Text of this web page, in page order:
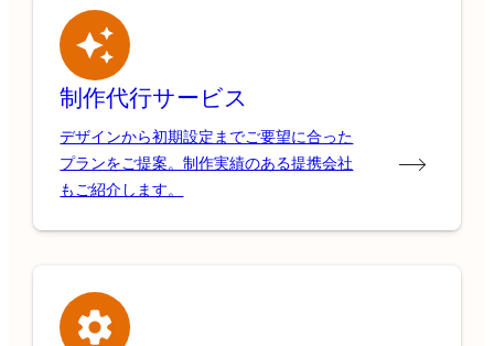
制作代行サービス
デザインから初期設定までご要望に合った
プランをご提案。制作実績のある提携会社
もご紹介します。